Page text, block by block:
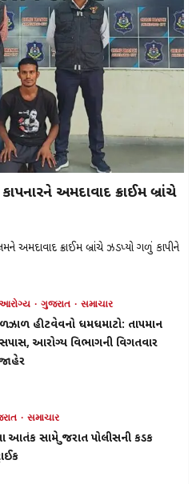
અમદાવાદ ક્રાઈમ બ્રાંચે
અમદાવાદ ક્રાઈમ બ્રાંચે ઝડપ્યો ગળું કાપીને
ગુજરાત સમાચાર
હીટવેવનો ધમધમાટો: તાપમાન
આરોગ્ય વિભાગની વિગતવાર
જાહેર
સમાચાર
આતંક સામે ગુજરાત પોલીસની કડક